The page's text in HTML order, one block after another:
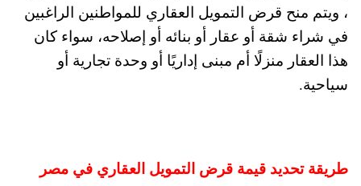
، ويتم منح قرض التمويل العقاري للمواطنين الراغبين
في شراء شقة أو عقار أو بنائه أو إصلاحه، سواء كان
هذا العقار منزلًا أم مبنى إداريًا أو وحدة تجارية أو
سياحية.
طريقة تحديد قيمة قرض التمويل العقاري في مصر